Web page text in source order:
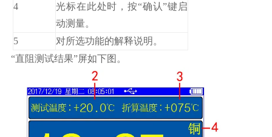
4
光标在此处时，按“确认”键启
动测量。
5
对所选功能的解释说明。
“直阻测试结果”屏如下图。